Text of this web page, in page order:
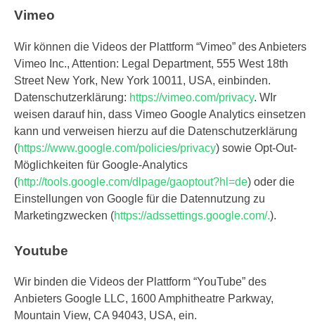
Vimeo
Wir können die Videos der Plattform “Vimeo” des Anbieters
Vimeo Inc., Attention: Legal Department, 555 West 18th
Street New York, New York 10011, USA, einbinden.
Datenschutzerklärung: https://vimeo.com/privacy. WIr
weisen darauf hin, dass Vimeo Google Analytics einsetzen
kann und verweisen hierzu auf die Datenschutzerklärung
(https://www.google.com/policies/privacy) sowie Opt-Out-
Möglichkeiten für Google-Analytics
(http://tools.google.com/dlpage/gaoptout?hl=de) oder die
Einstellungen von Google für die Datennutzung zu
Marketingzwecken (https://adssettings.google.com/.).
Youtube
Wir binden die Videos der Plattform “YouTube” des
Anbieters Google LLC, 1600 Amphitheatre Parkway,
Mountain View, CA 94043, USA, ein.